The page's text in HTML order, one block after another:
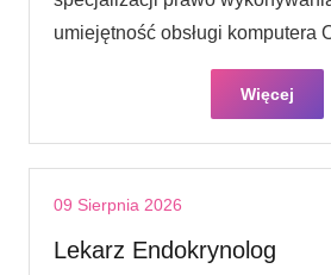
umiejętność obsługi komputera
Więcej
09 Sierpnia 2026
Lekarz Endokrynolog